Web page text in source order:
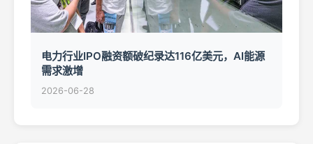
电力行业IPO融资额破纪录达116亿美元，AI能源
需求激增
2026-06-28